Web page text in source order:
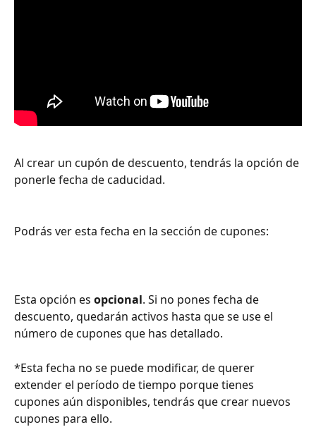
Al crear un cupón de descuento, tendrás la opción de
ponerle fecha de caducidad.
Podrás ver esta fecha en la sección de cupones:
Esta opción es opcional. Si no pones fecha de
descuento, quedarán activos hasta que se use el
número de cupones que has detallado.
*Esta fecha no se puede modificar, de querer
extender el período de tiempo porque tienes
cupones aún disponibles, tendrás que crear nuevos
cupones para ello.